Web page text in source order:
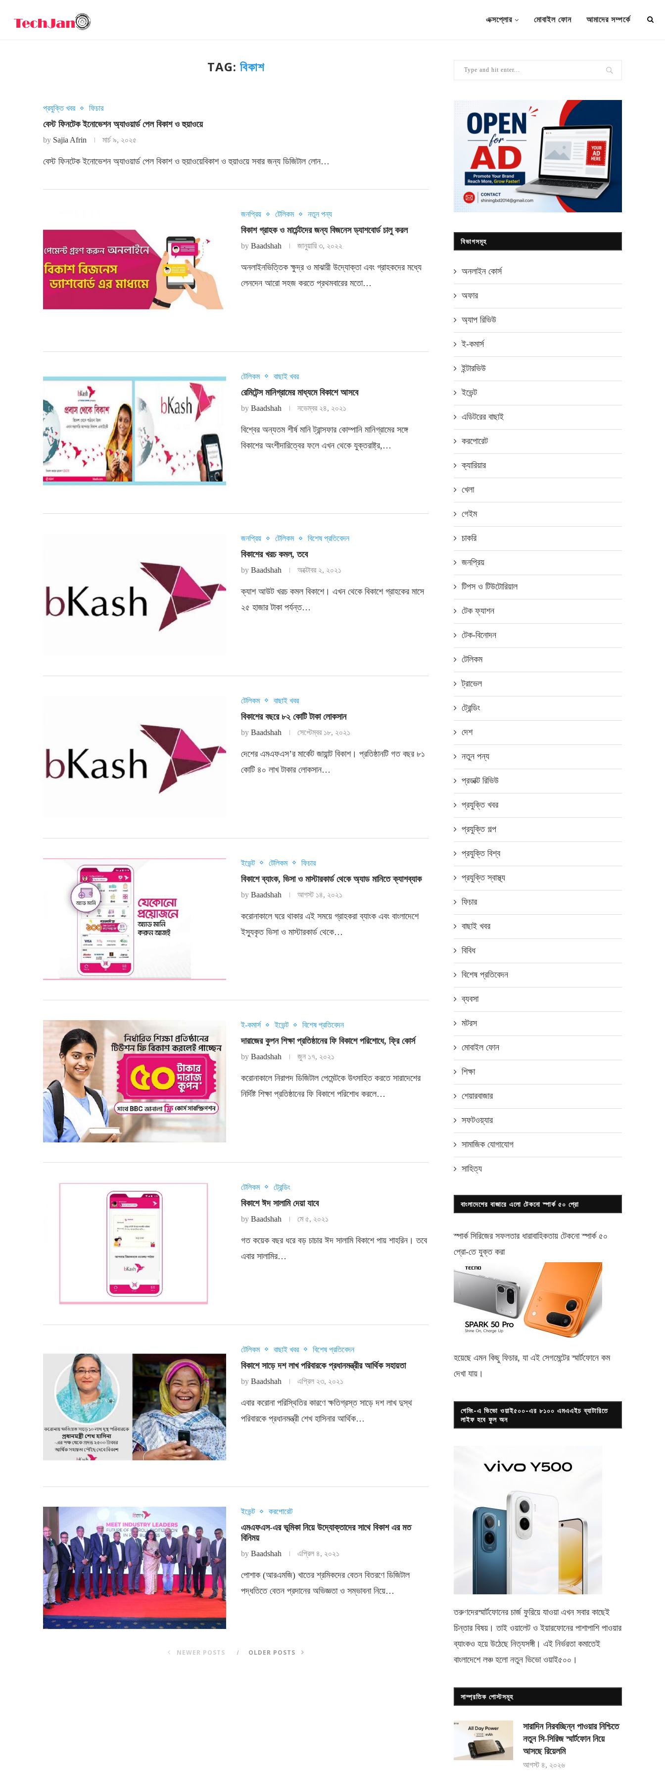
এক্সপ্লোর মোবাইল ফোন আমাদের সম্পর্কে
TAG:বিকাশ
প্রযুক্তি খবর ফিচার
বেস্ট ফিনটেক ইনোভেশন অ্যাওয়ার্ড পেল বিকাশ ও হুয়াওয়ে
by Sajia Afrin মার্চ ৯, ২০২৫
বেস্ট ফিনটেক ইনোভেশন অ্যাওয়ার্ড পেল বিকাশ ও হুয়াওয়েবিকাশ ও হুয়াওয়ে সবার জন্য ডিজিটাল লোন…
জনপ্রিয় টেলিকম নতুন পন্য
বিকাশ গ্রাহক ও মার্চেন্টদের জন্য বিজনেস ড্যাশবোর্ড চালু করল
by Baadshah জানুয়ারি ৩, ২০২২
অনলাইনভিত্তিক ক্ষুদ্র ও মাঝারী উদ্যোক্তা এবং গ্রাহকদের মধ্যে
লেনদেন আরো সহজ করতে প্রথমবারের মতো…
টেলিকম বাছাই খবর
রেমিটেন্স মানিগ্রামের মাধ্যমে বিকাশে আসবে
by Baadshah নভেম্বর ২৪, ২০২১
বিশ্বের অন্যতম শীর্ষ মানি ট্রান্সফার কোম্পানি মানিগ্রামের সঙ্গে
বিকাশের অংশীদারিত্বের ফলে এখন থেকে যুক্তরাষ্ট্র,…
জনপ্রিয় টেলিকম বিশেষ প্রতিবেদন
বিকাশের খরচ কমল, তবে
by Baadshah অক্টোবর ২, ২০২১
ক্যাশ আউট খরচ কমল বিকাশে। এখন থেকে বিকাশে গ্রাহকের মাসে
২৫ হাজার টাকা পর্যন্ত…
টেলিকম বাছাই খবর
বিকাশের বছরে ৮২ কোটি টাকা লোকসান
by Baadshah সেপ্টেম্বর ১৮, ২০২১
দেশের এমএফএস’র মার্কেট জায়ান্ট বিকাশ। প্রতিষ্ঠানটি গত বছর ৮১
কোটি ৪০ লাখ টাকার লোকসান…
ইভেন্ট টেলিকম ফিচার
বিকাশে ব্যাংক, ভিসা ও মাস্টারকার্ড থেকে অ্যাড মানিতে ক্যাশব্যাক
by Baadshah আগস্ট ১৪, ২০২১
করোনাকালে ঘরে থাকার এই সময়ে গ্রাহকরা ব্যাংক এবং বাংলাদেশে
ইস্যুকৃত ভিসা ও মাস্টারকার্ড থেকে…
ই-কমার্স ইভেন্ট বিশেষ প্রতিবেদন
দারাজের কুপন শিক্ষা প্রতিষ্ঠানের ফি বিকাশে পরিশোধে, ফ্রি কোর্স
by Baadshah জুন ১৭, ২০২১
করোনাকালে নিরাপদ ডিজিটাল পেমেন্টকে উৎসাহিত করতে সারাদেশের
নির্দিষ্ট শিক্ষা প্রতিষ্ঠানের ফি বিকাশে পরিশোধ করলে…
টেলিকম ট্রেন্ডিং
বিকাশে ঈদ সালামি দেয়া যাবে
by Baadshah মে ৫, ২০২১
গত কয়েক বছর ধরে বড় চাচার ঈদ সালামি বিকাশে পায় শাহরিন। তবে
এবার সালামির…
টেলিকম বাছাই খবর বিশেষ প্রতিবেদন
বিকাশে সাড়ে দশ লাখ পরিবারকে প্রধানমন্ত্রীর আর্থিক সহায়তা
by Baadshah এপ্রিল ২৩, ২০২১
এবার করোনা পরিস্থিতির কারণে ক্ষতিগ্রস্ত সাড়ে দশ লাখ দুস্থ
পরিবারকে প্রধানমন্ত্রী শেখ হাসিনার আর্থিক…
ইভেন্ট করপোরেট
এমএফএস-এর ভূমিকা নিয়ে উদ্যোক্তাদের সাথে বিকাশ এর মত
বিনিময়
by Baadshah এপ্রিল ৪, ২০২১
পোশাক (আরএমজি) খাতের শ্রমিকদের বেতন বিতরণে ডিজিটাল
পদ্ধতিতে বেতন প্রদানের অভিজ্ঞতা ও সম্ভাবনা নিয়ে…
NEWER POSTS OLDER POSTS
বিভাগসমূহ
অনলাইন কোর্স
অফার
অ্যাপ রিভিউ
ই-কমার্স
ইন্টারভিউ
ইভেন্ট
এডিটরের বাছাই
করপোরেট
ক্যারিয়ার
খেলা
গেইম
চাকরি
জনপ্রিয়
টিপস ও টিউটোরিয়াল
টেক ফ্যাশন
টেক-বিনোদন
টেলিকম
ট্রাভেল
ট্রেন্ডিং
দেশ
নতুন পন্য
প্রডাক্ট রিভিউ
প্রযুক্তি খবর
প্রযুক্তি গল্প
প্রযুক্তি বিশ্ব
প্রযুক্তি স্বাস্থ্য
ফিচার
বাছাই খবর
বিবিধ
বিশেষ প্রতিবেদন
ব্যবসা
মটরস
মোবাইল ফোন
শিক্ষা
শেয়ারবাজার
সফটওয়্যার
সামাজিক যোগাযোগ
সাহিত্য
বাংলাদেশের বাজারে এলো টেকনো স্পার্ক ৫০ প্রো
স্পার্ক সিরিজের সফলতার ধারাবাহিকতায় টেকনোস্পার্ক ৫০
প্রো-তে যুক্ত করা
হয়েছে এমন কিছু ফিচার, যা এই সেগমেন্টের স্মার্টফোনে কম
দেখা যায়।
গেমিং-এ ভিভো ওয়াই৫০০-এর ৮১০০ এমএএইচ ব্যাটারিতে
লাইফ হবে ফুল অন
তরুণদেরস্মার্টফোনের চার্জ ফুরিয়ে যাওয়া এখন সবার কাছেই
চিন্তার বিষয়। তাই ওয়ালেট ও ইয়ারফোনের পাশাপাশি পাওয়ার
ব্যাংকও হয়ে উঠেছে নিত্যসঙ্গী। এই নির্ভরতা কমাতেই
বাংলাদেশে লঞ্চ হলো নতুন ভিভো ওয়াই৫০০ ।
সাম্প্রতিক পোস্টসমূহ
সারাদিন নিরবচ্ছিন্ন পাওয়ার নিশ্চিতে
নতুন সি-সিরিজ স্মার্টফোন নিয়ে
আসছে রিয়েলমি
আগস্ট ৪, ২০২৬